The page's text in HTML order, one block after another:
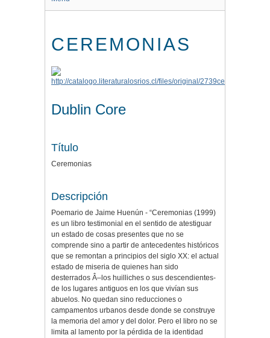
CEREMONIAS
Dublin Core
Título
Ceremonias
Descripción
Poemario de Jaime Huenún - “Ceremonias (1999)
es un libro testimonial en el sentido de atestiguar
un estado de cosas presentes que no se
comprende sino a partir de antecedentes históricos
que se remontan a principios del siglo XX: el actual
estado de miseria de quienes han sido
desterrados Â–los huilliches o sus descendientes-
de los lugares antiguos en los que vivían sus
abuelos. No quedan sino reducciones o
campamentos urbanos desde donde se construye
la memoria del amor y del dolor. Pero el libro no se
limita al lamento por la pérdida de la identidad